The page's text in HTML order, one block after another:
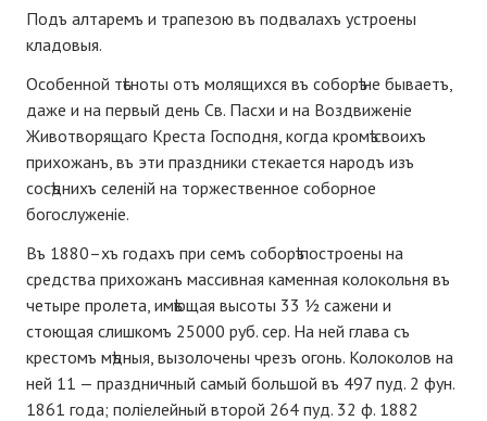
Подъ алтаремъ и трапезою въ подвалахъ устроены
кладовыя.
Особенной тѣсноты отъ молящихся въ соборѣ не бываетъ,
даже и на первый день Св. Пасхи и на Воздвиженіе
Животворящаго Креста Господня, когда кромѣ своихъ
прихожанъ, въ эти праздники стекается народъ изъ
сосѣднихъ селеній на торжественное соборное
богослуженіе.
Въ 1880–хъ годахъ при семъ соборѣ построены на
средства прихожанъ массивная каменная колокольня въ
четыре пролета, имѣющая высоты 33 ½ сажени и
стоющая слишкомъ 25000 руб. сер. На ней глава съ
крестомъ мѣдныя, вызолочены чрезъ огонь. Колоколов на
ней 11 — праздничный самый большой въ 497 пуд. 2 фун.
1861 года; поліелейный второй 264 пуд. 32 ф. 1882